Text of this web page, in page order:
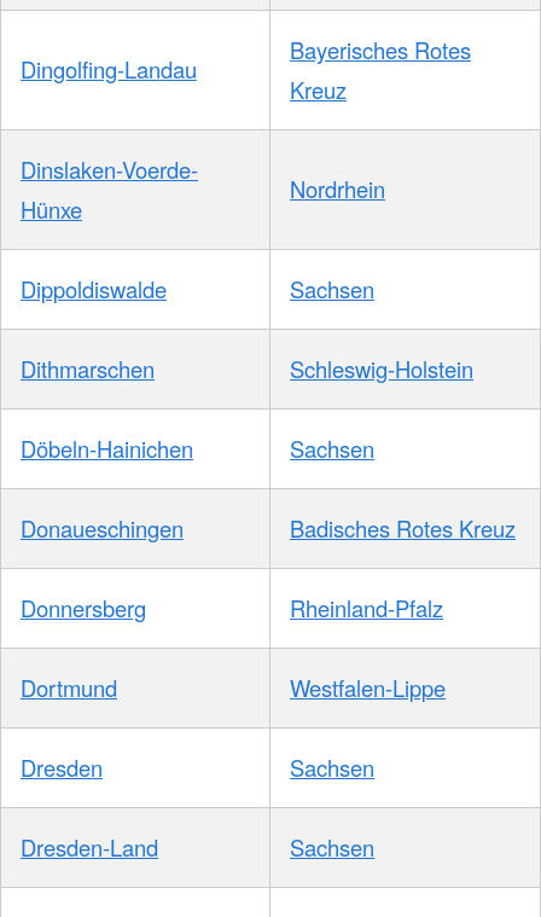
Dingolfing-Landau
Bayerisches Rotes
Kreuz
Dinslaken-Voerde-
Hünxe
Nordrhein
Dippoldiswalde Sachsen
Dithmarschen Schleswig-Holstein
Döbeln-Hainichen Sachsen
Donaueschingen Badisches Rotes Kreuz
Donnersberg Rheinland-Pfalz
Dortmund Westfalen-Lippe
Dresden Sachsen
Dresden-Land Sachsen